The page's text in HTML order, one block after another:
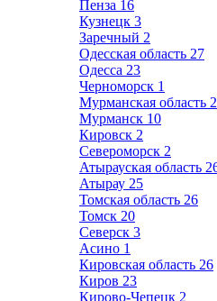
Пенза 16
Кузнецк 3
Заречный 2
Одесская область 27
Одесса 23
Черноморск 1
Мурманская область
Мурманск 10
Кировск 2
Североморск 2
Атырауская область
Атырау 25
Томская область 26
Томск 20
Северск 3
Асино 1
Кировская область 26
Киров 23
Кирово-Чепецк 2